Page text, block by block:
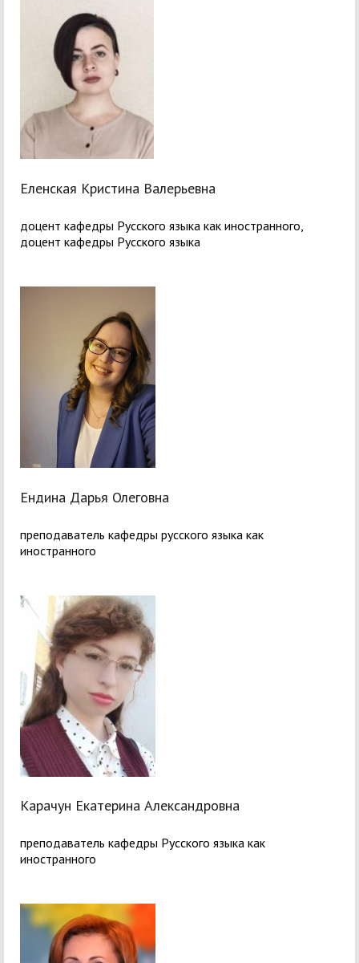
Еленская Кристина Валерьевна
доцент кафедры Русского языка как иностранного,
доцент кафедры Русского языка
Ендина Дарья Олеговна
преподаватель кафедры русского языка как
иностранного
Карачун Екатерина Александровна
преподаватель кафедры Русского языка как
иностранного